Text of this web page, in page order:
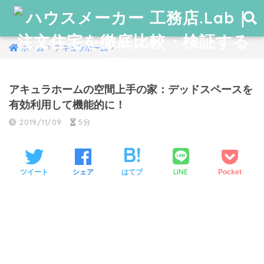
ホーム アキュラホーム
アキュラホームの空間上手の家：デッドスペースを
有効利用して機能的に！
2019/11/09 5分
ツイート シェア はてブ LINE Pocket